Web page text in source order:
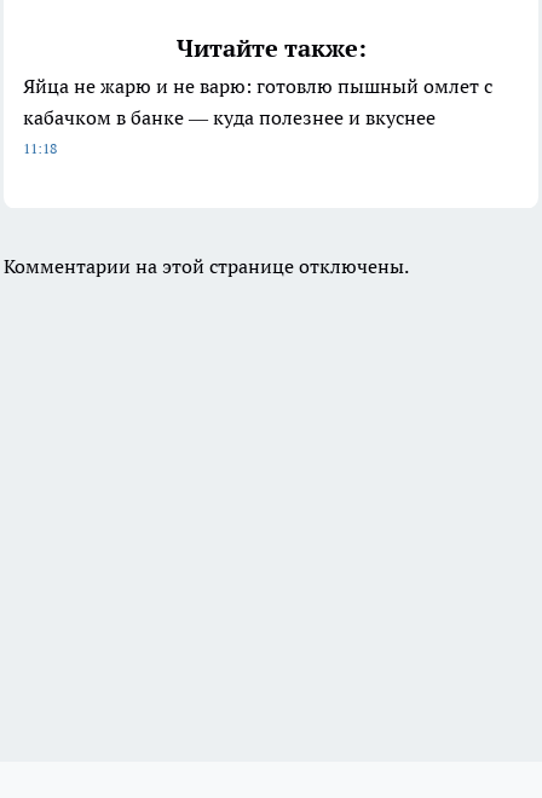
Читайте также:
Яйца не жарю и не варю: готовлю пышный омлет с
кабачком в банке — куда полезнее и вкуснее
11:18
Комментарии на этой странице отключены.